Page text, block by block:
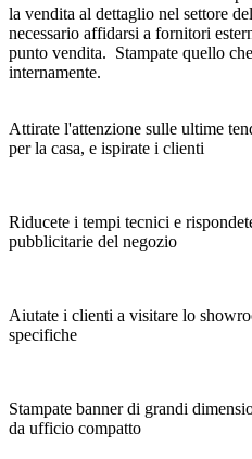
la vendita al dettaglio nel settore
necessario affidarsi a fornitori
punto vendita. Stampate quello
internamente.
Attirate l'attenzione sulle ultime
per la casa, e ispirate i clienti
Riducete i tempi tecnici e
pubblicitarie del negozio
Aiutate i clienti a visitare lo
specifiche
Stampate banner di grandi
da ufficio compatto